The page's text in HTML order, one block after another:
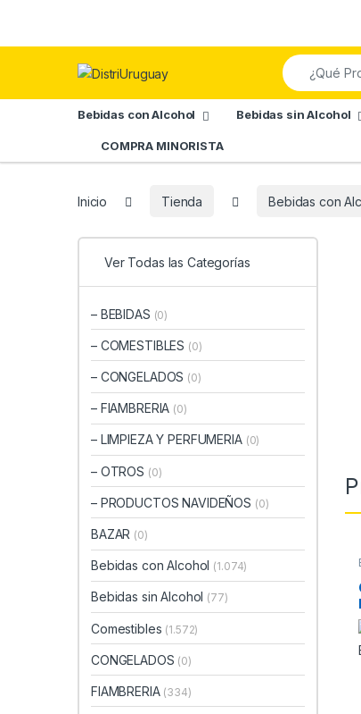
Search for:
Bebidas con Alcohol Bebidas sin Alcohol
COMPRA MINORISTA
Inicio Tienda Bebidas con
Ver Todas las Categorías
– BEBIDAS (0)
– COMESTIBLES (0)
– CONGELADOS (0)
– FIAMBRERIA (0)
– LIMPIEZA Y PERFUMERIA (0)
– OTROS (0)
– PRODUCTOS NAVIDEÑOS (0)
BAZAR (0)
Bebidas con Alcohol (1.074)
Bebidas sin Alcohol (77)
Comestibles (1.572)
CONGELADOS (0)
FIAMBRERIA (334)